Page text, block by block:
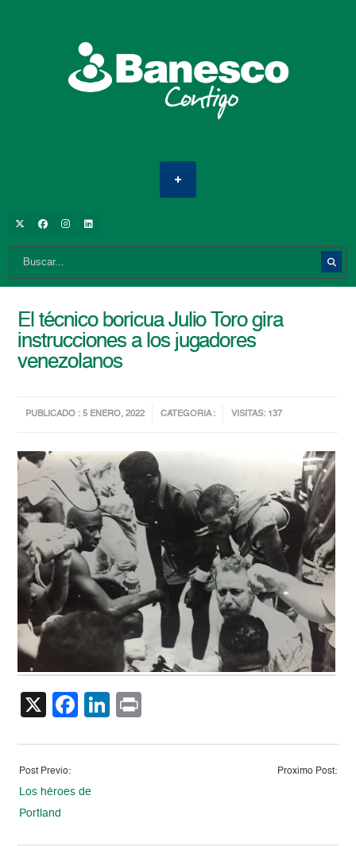
El técnico boricua Julio Toro gira
instrucciones a los jugadores
venezolanos
PUBLICADO : 5 ENERO, 2022 CATEGORIA : VISITAS: 137
X Facebook
LinkedIn
Post Previo:
Los héroes de
Portland
Proximo Post: